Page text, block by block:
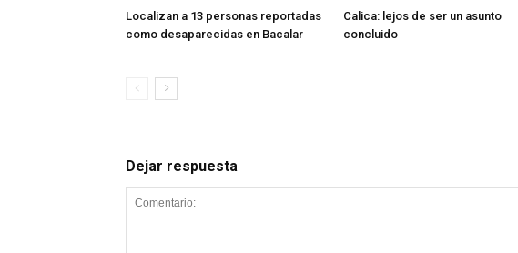
Localizan a 13 personas reportadas
como desaparecidas en Bacalar
Calica: lejos de ser un asunto
concluido
Dejar respuesta